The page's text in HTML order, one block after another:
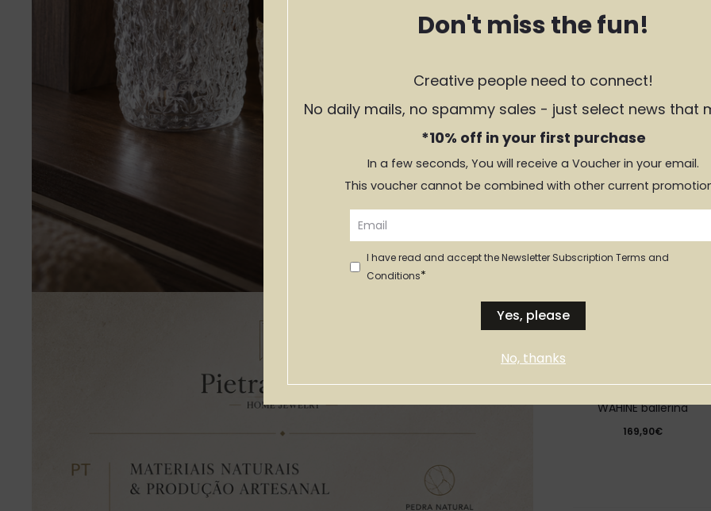
WAHINE ballerina
169,90€
Don't miss the fun!
Creative people need to connect!
No daily mails, no spammy sales - just select news that
*10% off in your first purchase
In a few seconds, You will receive a Voucher in your email.
This voucher cannot be combined with other current
I have read and accept the Newsletter Subscription Terms and
Conditions*
Yes, please
No, thanks